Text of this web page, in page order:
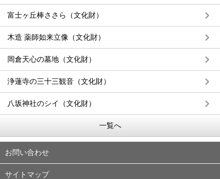
富士ヶ丘棒ささら（文化財）
木造 薬師如来立像（文化財）
岡倉天心の墓地（文化財）
浄蓮寺の三十三観音（文化財）
八坂神社のシイ（文化財）
一覧へ
お問い合わせ
サイトマップ